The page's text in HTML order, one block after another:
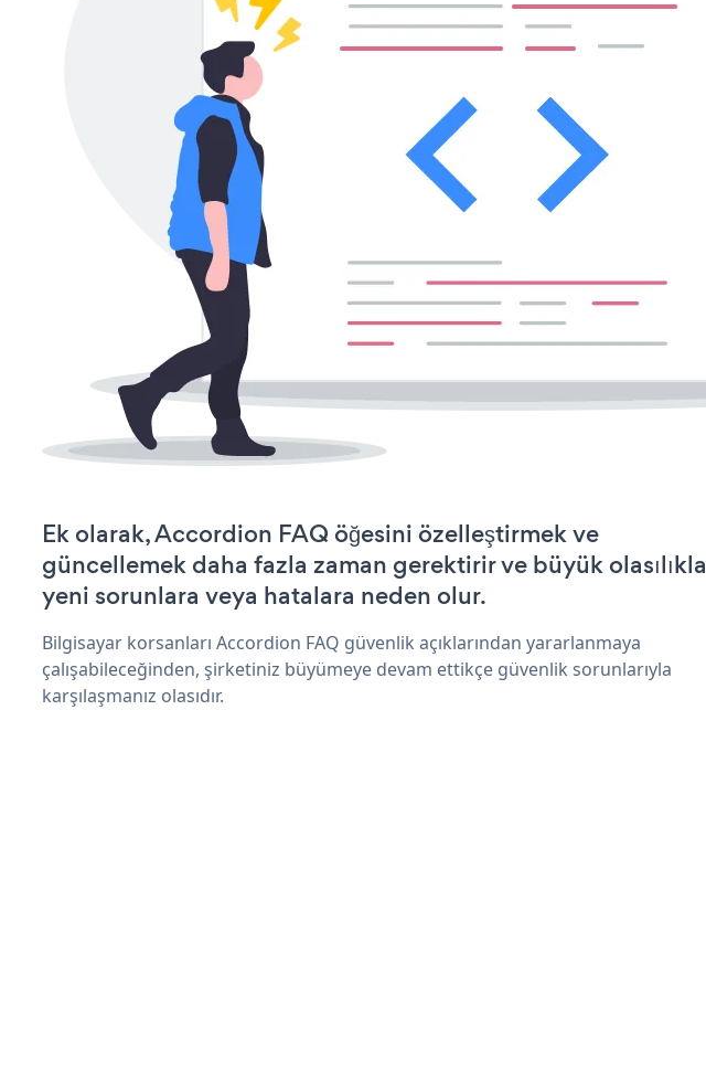
Ek olarak, Accordion FAQ öğesini özelleştirmek ve
güncellemek daha fazla zaman gerektirir ve büyük olasılıkla
yeni sorunlara veya hatalara neden olur.
Bilgisayar korsanları Accordion FAQ güvenlik açıklarından yararlanmaya
çalışabileceğinden, şirketiniz büyümeye devam ettikçe güvenlik sorunlarıyla
karşılaşmanız olasıdır.